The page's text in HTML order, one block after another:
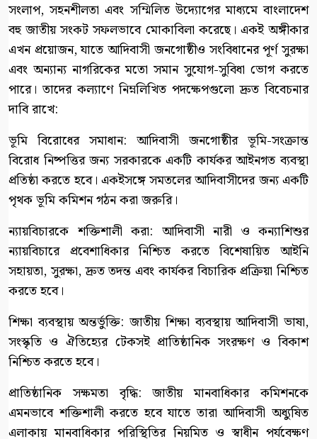
সংলাপ, সহনশীলতা এবং সম্মিলিত উদ্যোগের মাধ্যমে বাংলাদেশ
বহু জাতীয় সংকট সফলভাবে মোকাবিলা করেছে। একই অঙ্গীকার
এখন প্রয়োজন, যাতে আদিবাসী জনগোষ্ঠীও সংবিধানের পূর্ণ সুরক্ষা
এবং অন্যান্য নাগরিকের মতো সমান সুযোগ-সুবিধা ভোগ করতে
পারে। তাদের কল্যাণে নিম্নলিখিত পদক্ষেপগুলো দ্রুত বিবেচনার
দাবি রাখে:
ভূমি বিরোধের সমাধান: আদিবাসী জনগোষ্ঠীর ভূমি-সংক্রান্ত
বিরোধ নিষ্পত্তির জন্য সরকারকে একটি কার্যকর আইনগত ব্যবস্থা
প্রতিষ্ঠা করতে হবে। একইসঙ্গে সমতলের আদিবাসীদের জন্য একটি
পৃথক ভূমি কমিশন গঠন করা জরুরি।
ন্যায়বিচারকে শক্তিশালী করা: আদিবাসী নারী ও কন্যাশিশুর
ন্যায়বিচারে প্রবেশাধিকার নিশ্চিত করতে বিশেষায়িত আইনি
সহায়তা, সুরক্ষা, দ্রুত তদন্ত এবং কার্যকর বিচারিক প্রক্রিয়া নিশ্চিত
করতে হবে।
শিক্ষা ব্যবস্থায় অন্তর্ভুক্তি: জাতীয় শিক্ষা ব্যবস্থায় আদিবাসী ভাষা,
সংস্কৃতি ও ঐতিহ্যের টেকসই প্রাতিষ্ঠানিক সংরক্ষণ ও বিকাশ
নিশ্চিত করতে হবে।
প্রাতিষ্ঠানিক সক্ষমতা বৃদ্ধি: জাতীয় মানবাধিকার কমিশনকে
এমনভাবে শক্তিশালী করতে হবে যাতে তারা আদিবাসী অধ্যুষিত
এলাকায় মানবাধিকার পরিস্থিতির নিয়মিত ও স্বাধীন পর্যবেক্ষণ